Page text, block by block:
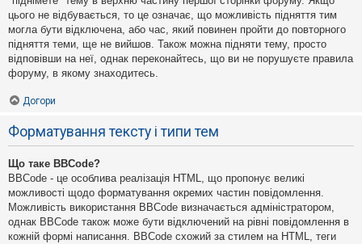
цього не відбувається, то це означає, що можливість підняття тим
могла бути відключена, або час, який повинен пройти до повторного
підняття теми, ще не вийшов. Також можна підняти тему, просто
відповівши на неї, однак переконайтесь, що ви не порушуєте правила
форуму, в якому знаходитесь.
Догори
Форматування тексту і типи тем
Що таке BBCode?
BBCode - це особлива реалізація HTML, що пропонує великі
можливості щодо форматування окремих частин повідомлення.
Можливість використання BBCode визначається адміністратором,
однак BBCode також може бути відключений на рівні повідомлення в
кожній формі написання. BBCode схожий за стилем на HTML, теги